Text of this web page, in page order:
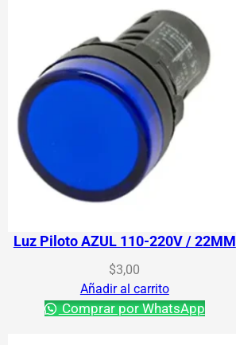
Luz Piloto AZUL 110-220V / 22MM
$3,00
Añadir al carrito
Comprar por WhatsApp